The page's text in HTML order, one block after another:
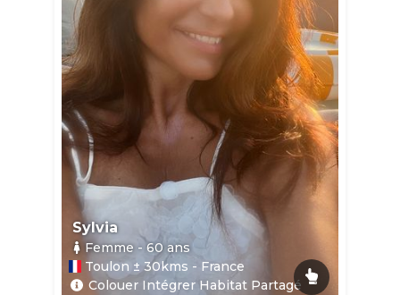
Sylvia
Femme - 60ans
Toulon ± 30kms - France
Colouer Intégrer Habitat Partagé